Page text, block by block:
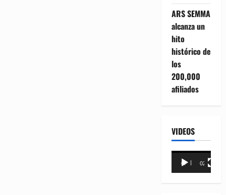
ARS SEMMA
alcanza un
hito
histórico de
los
200,000
afiliados
VIDEOS
Reproductor
00:00 02:18